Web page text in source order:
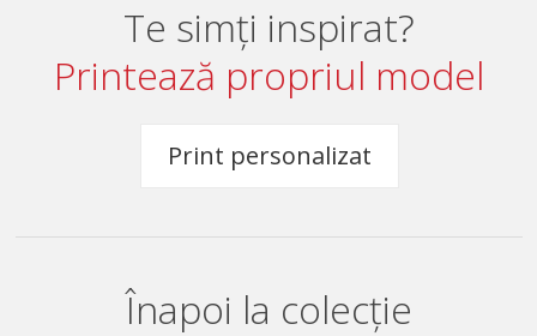
Te simți inspirat?
Printează propriul model
Print personalizat
Înapoi la colecție